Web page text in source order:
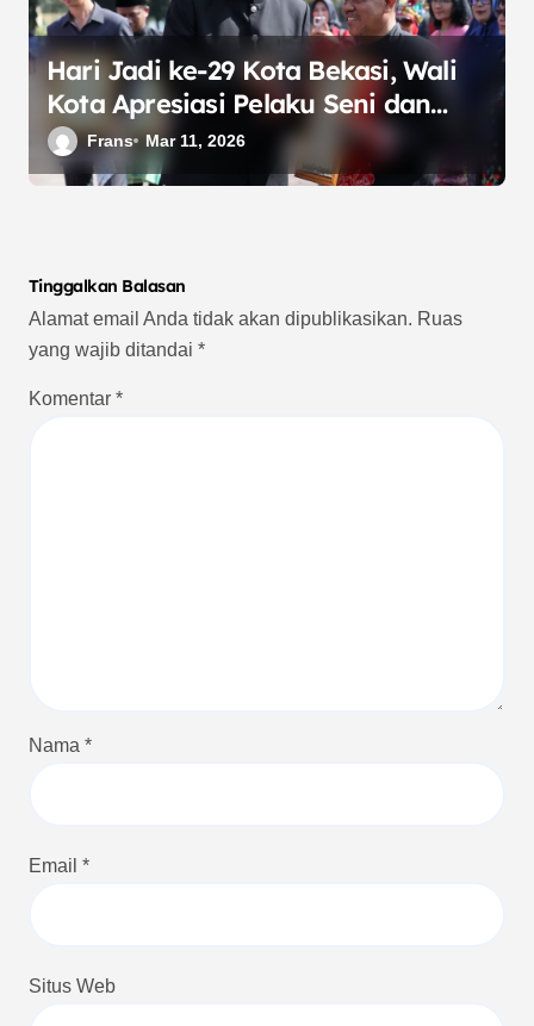
Hari Jadi ke-29 Kota Bekasi, Wali
Kota Apresiasi Pelaku Seni dan
Budaya Daerah
Frans Mar 11, 2026
Tinggalkan Balasan
Alamat email Anda tidak akan dipublikasikan. Ruas
yang wajib ditandai *
Komentar *
Nama *
Email *
Situs Web